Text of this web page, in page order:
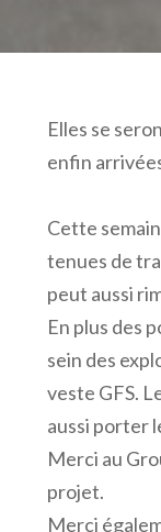
Elles se
enfin
Cette
tenues de
peut aussi
En plus des
sein des
veste GFS.
aussi porter
Merci au
projet.
Merci